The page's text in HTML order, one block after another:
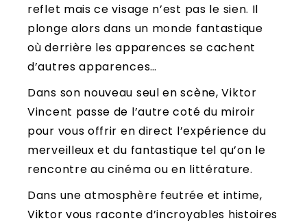
reflet mais ce visage n’est pas le sien. Il
plonge alors dans un monde fantastique
où derrière les apparences se cachent
d’autres apparences…
Dans son nouveau seul en scène, Viktor
Vincent passe de l’autre coté du miroir
pour vous offrir en direct l’expérience du
merveilleux et du fantastique tel qu’on le
rencontre au cinéma ou en littérature.
Dans une atmosphère feutrée et intime,
Viktor vous raconte d’incroyables histoires